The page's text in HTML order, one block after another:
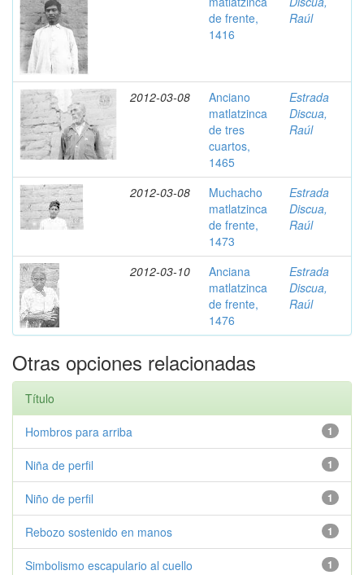
de frente,
1416
Raúl
2012-03-08
Anciano
matlatzinca
de tres
cuartos,
1465
Estrada
Discua,
Raúl
2012-03-08
Muchacho
matlatzinca
de frente,
1473
Estrada
Discua,
Raúl
2012-03-10
Anciana
matlatzinca
de frente,
1476
Estrada
Discua,
Raúl
Otras opciones relacionadas
Título
1
Hombros para arriba
1
Niña de perfil
1
Niño de perfil
1
Rebozo sostenido en manos
1
Simbolismo escapulario al cuello